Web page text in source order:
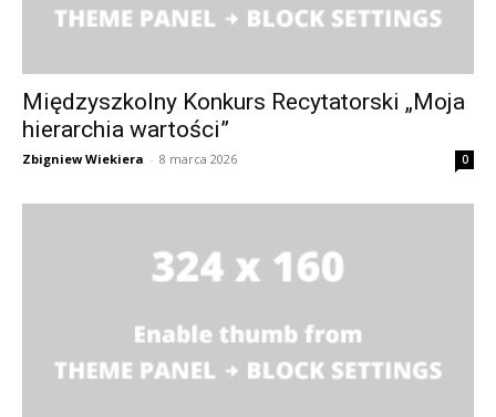
Międzyszkolny Konkurs Recytatorski „Moja
hierarchia wartości”
Zbigniew Wiekiera - 8 marca 2026 0